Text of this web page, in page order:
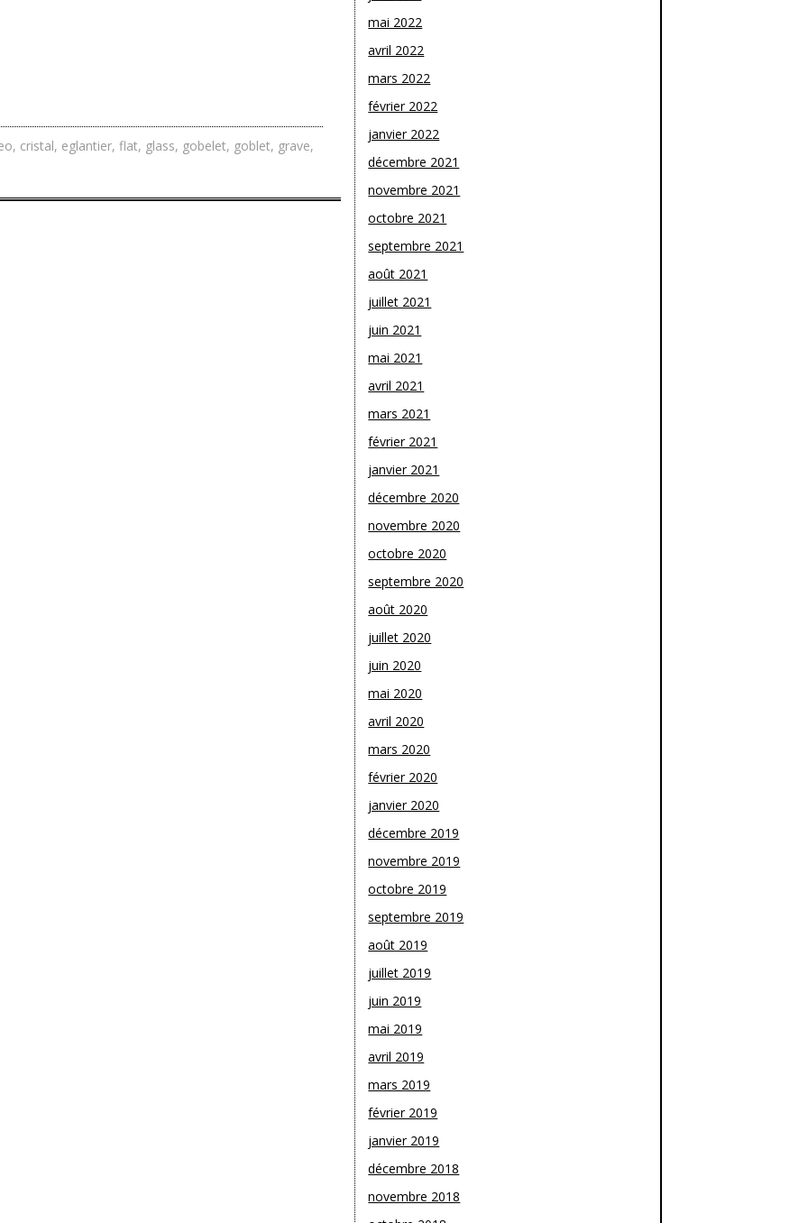
, cristal, eglantier, flat, glass, gobelet, goblet, grave,
mai 2022
avril 2022
mars 2022
février 2022
janvier 2022
décembre 2021
novembre 2021
octobre 2021
septembre 2021
août 2021
juillet 2021
juin 2021
mai 2021
avril 2021
mars 2021
février 2021
janvier 2021
décembre 2020
novembre 2020
octobre 2020
septembre 2020
août 2020
juillet 2020
juin 2020
mai 2020
avril 2020
mars 2020
février 2020
janvier 2020
décembre 2019
novembre 2019
octobre 2019
septembre 2019
août 2019
juillet 2019
juin 2019
mai 2019
avril 2019
mars 2019
février 2019
janvier 2019
décembre 2018
novembre 2018